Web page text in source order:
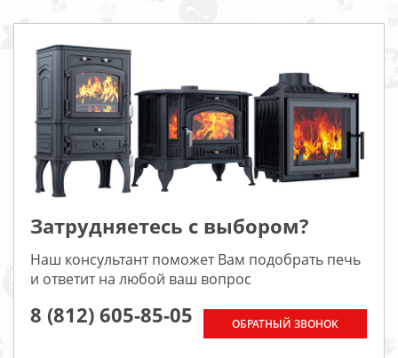
Затрудняетесь с выбором?
Наш консультант поможет Вам подобрать печь
и ответит на любой ваш вопрос
8 (812) 605-85-05 ОБРАТНЫЙ ЗВОНОК